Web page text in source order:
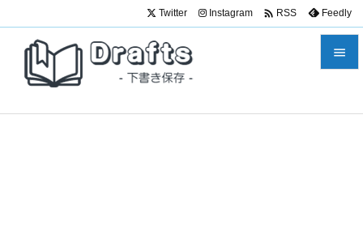

Twitter Instagram  RSS Feedly